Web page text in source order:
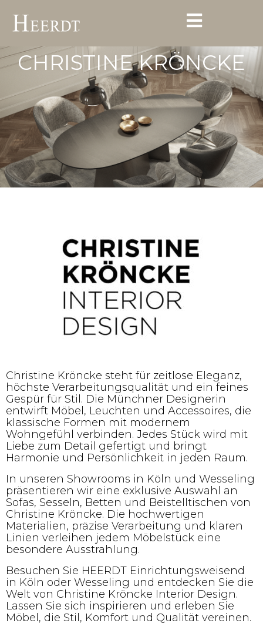
CHRISTINE KRÖNCKE
Christine Kröncke steht für zeitlose Eleganz,
höchste Verarbeitungsqualität und ein feines
Gespür für Stil. Die Münchner Designerin
entwirft Möbel, Leuchten und Accessoires, die
klassische Formen mit modernem
Wohngefühl verbinden. Jedes Stück wird mit
Liebe zum Detail gefertigt und bringt
Harmonie und Persönlichkeit in jeden Raum.
In unseren Showrooms in Köln und Wesseling
präsentieren wir eine exklusive Auswahl an
Sofas, Sesseln, Betten und Beistelltischen von
Christine Kröncke. Die hochwertigen
Materialien, präzise Verarbeitung und klaren
Linien verleihen jedem Möbelstück eine
besondere Ausstrahlung.
Besuchen Sie HEERDT Einrichtungsweisend
in Köln oder Wesseling und entdecken Sie die
Welt von Christine Kröncke Interior Design.
Lassen Sie sich inspirieren und erleben Sie
Möbel, die Stil, Komfort und Qualität vereinen.